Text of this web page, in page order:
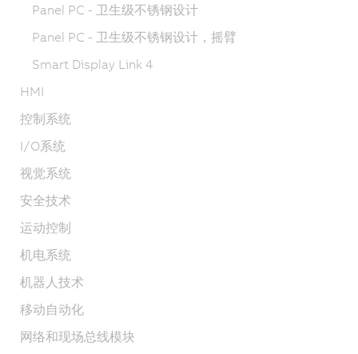
Panel PC - 卫生级不锈钢设计
Panel PC - 卫生级不锈钢设计，摇臂
Smart Display Link 4
HMI
控制系统
I/O系统
视觉系统
安全技术
运动控制
机电系统
机器人技术
移动自动化
网络和现场总线模块